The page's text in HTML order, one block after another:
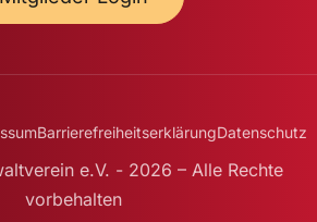
BarrierefreiheitserklärungDatenschutz
e.V. - 2026 – Alle Rechte
vorbehalten